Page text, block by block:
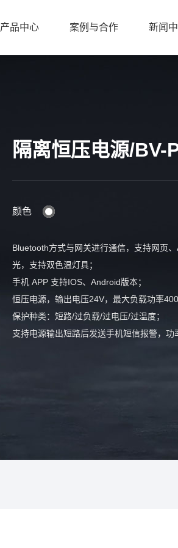
产品中心 案例与合作 新闻
隔离恒压电源/BV-
颜色
Bluetooth方式与网关进行通信，支持网页
光，支持双色温灯具；
手机 APP 支持IOS、Android版本；
恒压电源，输出电压24V，最大负载功率
保护种类：短路/过负载/过电压/过温度；
支持电源输出短路后发送手机短信报警，功